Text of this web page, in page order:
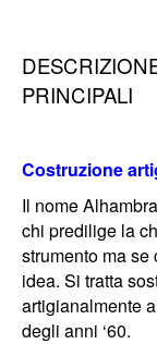
PRINCIPALI
Costruzione
Il nome
chi predilige la
strumento ma
idea. Si tratta
artigianalmente
degli anni ‘60.